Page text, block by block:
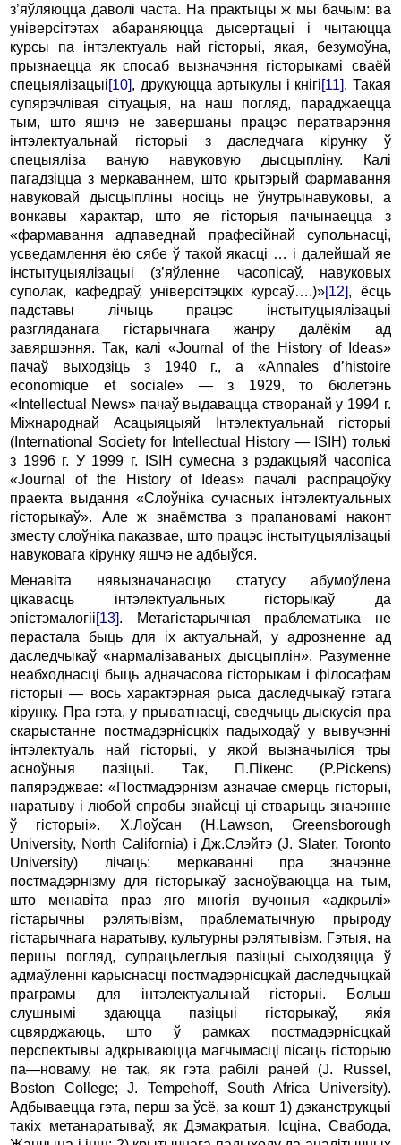
з’яўляюцца даволі часта. На практыцы ж мы бачым: ва
універсітэтах абараняюцца дысертацыі і чытаюцца
курсы па інтэлектуаль най гісторыі, якая, безумоўна,
прызнаецца як спосаб вызначэння гісторыкамі сваёй
спецыялізацыі[10], друкуюцца артыкулы і кнігі[11]. Такая
супярэчлівая сітуацыя, на наш погляд, параджаецца
тым, што яшчэ не завершаны працэс ператварэння
інтэлектуальнай гісторыі з даследчага кірунку ў
спецыяліза ваную навуковую дысцыпліну. Калі
пагадзіцца з меркаваннем, што крытэрый фармавання
навуковай дысцыпліны носіць не ўнутрынавуковы, а
вонкавы характар, што яе гісторыя пачынаецца з
«фармавання адпаведнай прафесійнай супольнасці,
усведамлення ёю сябе ў такой якасці … і далейшай яе
інстытуцыялізацыі (з’яўленне часопісаў, навуковых
суполак, кафедраў, універсітэцкіх курсаў….)»[12], ёсць
падставы лічыць працэс інстытуцыялізацыі
разгляданага гістарычнага жанру далёкім ад
завяршэння. Так, калі «Journal of the History of Ideas»
пачаў выходзіць з 1940 г., а «Annales d’histoire
economique et sociale» — з 1929, то бюлетэнь
«Intellectual News» пачаў выдавацца створанай у 1994 г.
Міжнароднай Асацыяцыяй Інтэлектуальнай гісторыі
(International Society for Intellectual History — ISIH) толькі
з 1996 г. У 1999 г. ISIH сумесна з рэдакцыяй часопіса
«Journal of the History of Ideas» пачалі распрацоўку
праекта выдання «Слоўніка сучасных інтэлектуальных
гісторыкаў». Але ж знаёмства з прапановамі наконт
зместу слоўніка паказвае, што працэс інстытуцыялізацыі
навуковага кірунку яшчэ не адбыўся.
Менавіта нявызначанасцю статусу абумоўлена
цікавасць інтэлектуальных гісторыкаў да
эпістэмалогіі[13]. Метагістарычная праблематыка не
перастала быць для іх актуальнай, у адрозненне ад
даследчыкаў «нармалізаваных дысцыплін». Разуменне
неабходнасці быць адначасова гісторыкам і філосафам
гісторыі — вось характэрная рыса даследчыкаў гэтага
кірунку. Пра гэта, у прыватнасці, сведчыць дыскусія пра
скарыстанне постмадэрнісцкіх падыходаў у вывучэнні
інтэлектуаль най гісторыі, у якой вызначыліся тры
асноўныя пазіцыі. Так, П.Пікенс (P.Pickens)
папярэджвае: «Постмадэрнізм азначае смерць гісторыі,
наратыву і любой спробы знайсці ці стварыць значэнне
ў гісторыі». Х.Лоўсан (H.Lawson, Greensborough
University, North California) і Дж.Слэйтэ (J. Slater, Toronto
University) лічаць: меркаванні пра значэнне
постмадэрнізму для гісторыкаў засноўваюцца на тым,
што менавіта праз яго многія вучоныя «адкрылі»
гістарычны рэлятывізм, праблематычную прыроду
гістарычнага наратыву, культурны рэлятывізм. Гэтыя, на
першы погляд, супрацьлеглыя пазіцыі сыходзяцца ў
адмаўленні карыснасці постмадэрнісцкай даследчыцкай
праграмы для інтэлектуальнай гісторыі. Больш
слушнымі здаюцца пазіцыі гісторыкаў, якія
сцвярджаюць, што ў рамках постмадэрнісцкай
перспектывы адкрываюцца магчымасці пісаць гісторыю
па—новаму, не так, як гэта рабілі раней (J. Russel,
Boston College; J. Tempehoff, South Africa University).
Адбываецца гэта, перш за ўсё, за кошт 1) дэканструкцыі
такіх метанаратываў, як Дэмакратыя, Ісціна, Свабода,